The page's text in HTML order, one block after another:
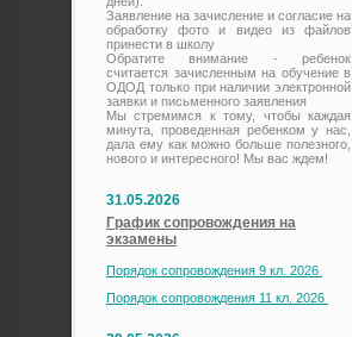
Заявление на зачисление и согласие на
обработку фото и видео из файлов
принести в школу
Обратите внимание - ребенок
считается зачисленным на обучение в
ОДОД только при наличии электронной
заявки и письменного заявления
Мы стремимся к тому, чтобы каждая
минута, проведенная ребенком у нас,
дала ему как можно больше полезного,
нового и интересного! Мы вас ждем!
31.05.2026
График сопровождения на
экзамены
Порядок сопровождения 9 кл. 2026
Порядок сопровождения 11 кл. 2026